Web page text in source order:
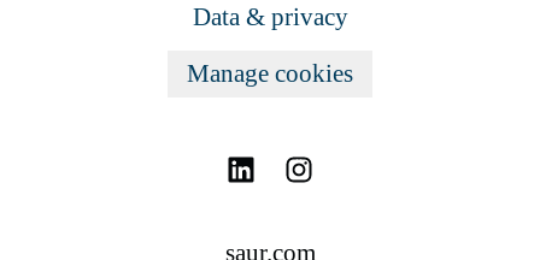
Data & privacy
Manage cookies
saur.com